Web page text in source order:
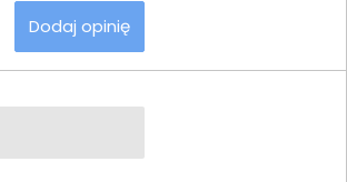
Dodaj opinię